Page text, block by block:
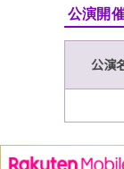
公演開
公演